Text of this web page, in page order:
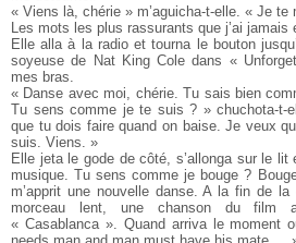
« Viens là, chérie » m’aguicha-t-elle. « Je te
Les mots les plus rassurants que j’ai jamais
Elle alla à la radio et tourna le bouton
soyeuse de Nat King Cole dans «
mes bras.
« Danse avec moi, chérie. Tu sais bien
Tu sens comme je te suis ? » chuchota-t-
que tu dois faire quand on baise. Je veux
suis. Viens. »
Elle jeta le gode de côté, s’allonga sur le
musique. Tu sens comme je bouge ?
m’apprit une nouvelle danse. A la fin de
morceau lent, une chanson du film
« Casablanca ». Quand arriva le moment